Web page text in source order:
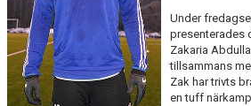
Under
presenterades
Zakaria
tillsammans
Zak har trivts
en tuff